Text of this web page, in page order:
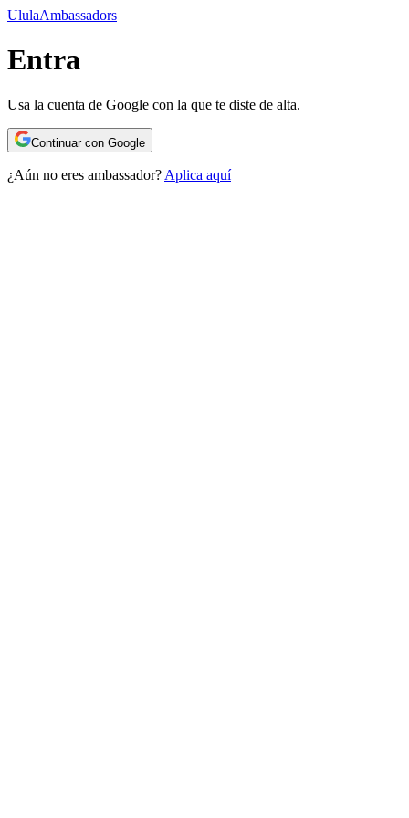
UlulaAmbassadors
Entra
Usa la cuenta de Google con la que te diste de alta.
Continuar con Google
¿Aún no eres ambassador? Aplica aquí